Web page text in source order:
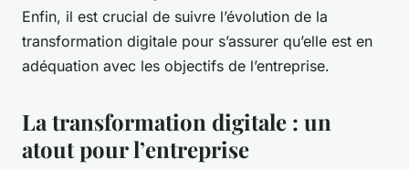
Enfin, il est crucial de suivre l’évolution de la
transformation digitale pour s’assurer qu’elle est en
adéquation avec les objectifs de l’entreprise.
La transformation digitale : un
atout pour l’entreprise